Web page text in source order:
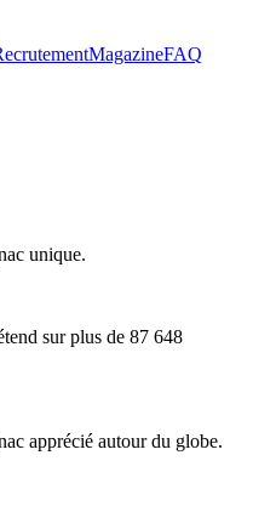
MagazineFAQ
unique.
sur plus de 87 648
apprécié autour du globe.